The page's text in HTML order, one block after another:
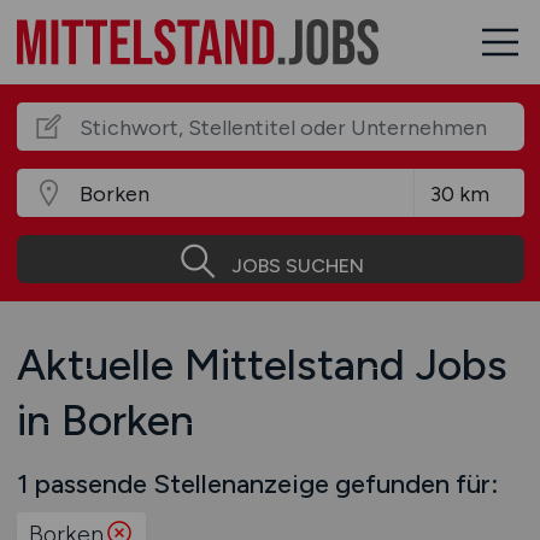
JOBS SUCHEN
Aktuelle Mittelstand Jobs
in Borken
1 passende Stellenanzeige gefunden für:
Borken